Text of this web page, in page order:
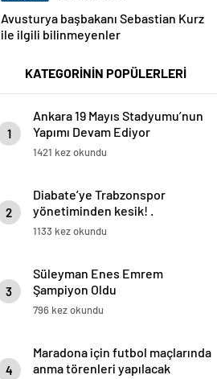
Avusturya başbakanı Sebastian Kurz
ile ilgili bilinmeyenler
KATEGORİNİN POPÜLERLERİ
1
Ankara 19 Mayıs Stadyumu’nun
Yapımı Devam Ediyor
1421 kez okundu
2
Diabate’ye Trabzonspor
yönetiminden kesik! .
1133 kez okundu
3
Süleyman Enes Emrem
Şampiyon Oldu
796 kez okundu
4
Maradona için futbol maçlarında
anma törenleri yapılacak